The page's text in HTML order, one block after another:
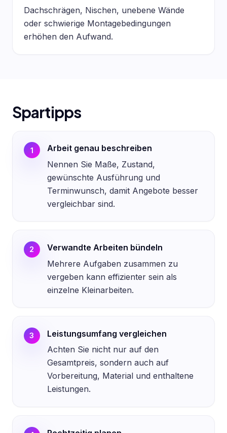
Dachschrägen, Nischen, unebene Wände
oder schwierige Montagebedingungen
erhöhen den Aufwand.
Spartipps
1
Arbeit genau beschreiben
Nennen Sie Maße, Zustand,
gewünschte Ausführung und
Terminwunsch, damit Angebote besser
vergleichbar sind.
2
Verwandte Arbeiten bündeln
Mehrere Aufgaben zusammen zu
vergeben kann effizienter sein als
einzelne Kleinarbeiten.
3
Leistungsumfang vergleichen
Achten Sie nicht nur auf den
Gesamtpreis, sondern auch auf
Vorbereitung, Material und enthaltene
Leistungen.